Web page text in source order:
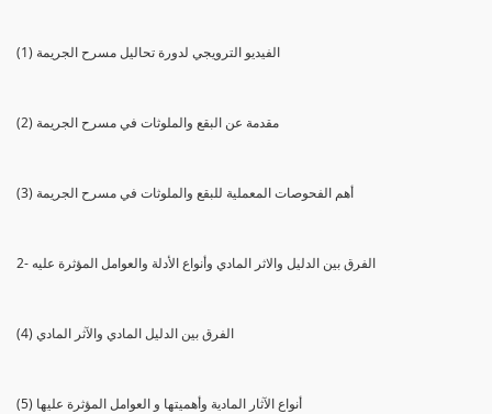
(1) الفيديو الترويجي لدورة تحاليل مسرح الجريمة
(2) مقدمة عن البقع والملوثات في مسرح الجريمة
(3) أهم الفحوصات المعملية للبقع والملوثات في مسرح الجريمة
2- الفرق بين الدليل والاثر المادي وأنواع الأدلة والعوامل المؤثرة عليه
(4) الفرق بين الدليل المادي والآثر المادي
(5) أنواع الآثار المادية وأهميتها و العوامل المؤثرة عليها